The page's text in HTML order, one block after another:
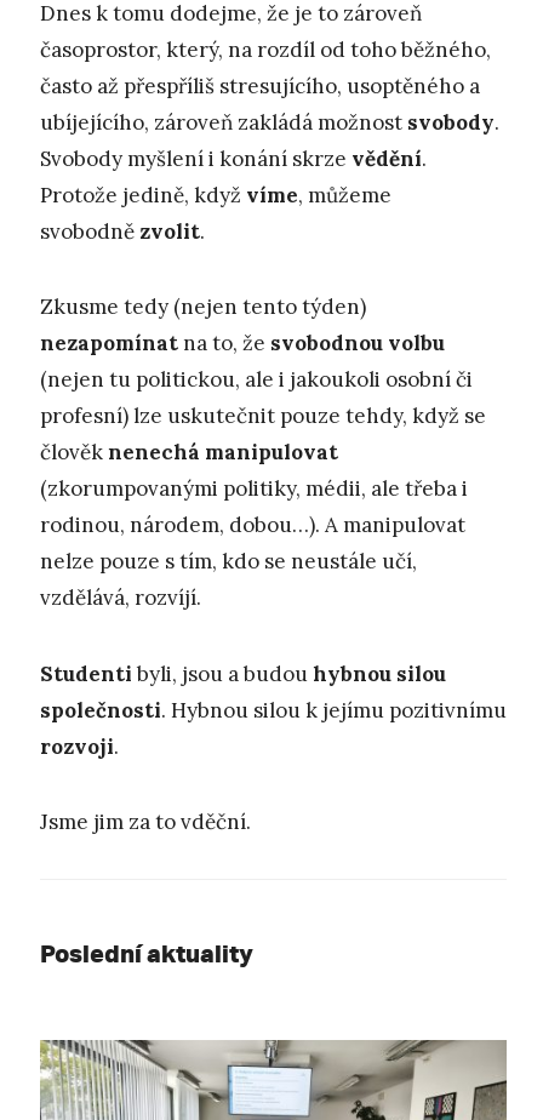
Dnes k tomu dodejme, že je to zároveň
časoprostor, který, na rozdíl od toho běžného,
často až přespříliš stresujícího, usoptěného a
ubíjejícího, zároveň zakládá možnost svobody.
Svobody myšlení i konání skrze vědění.
Protože jedině, když víme, můžeme
svobodně zvolit.
Zkusme tedy (nejen tento týden)
nezapomínatna to, že svobodnou volbu
(nejen tu politickou, ale i jakoukoli osobní či
profesní) lze uskutečnit pouze tehdy, když se
člověknenechá manipulovat
(zkorumpovanými politiky, médii, ale třeba i
rodinou, národem, dobou…). A manipulovat
nelze pouze s tím, kdo se neustále učí,
vzdělává, rozvíjí.
Studentibyli, jsou a budouhybnou silou
společnosti. Hybnou silou k jejímu pozitivnímu
rozvoji.
Jsme jim za to vděční.
Poslední aktuality